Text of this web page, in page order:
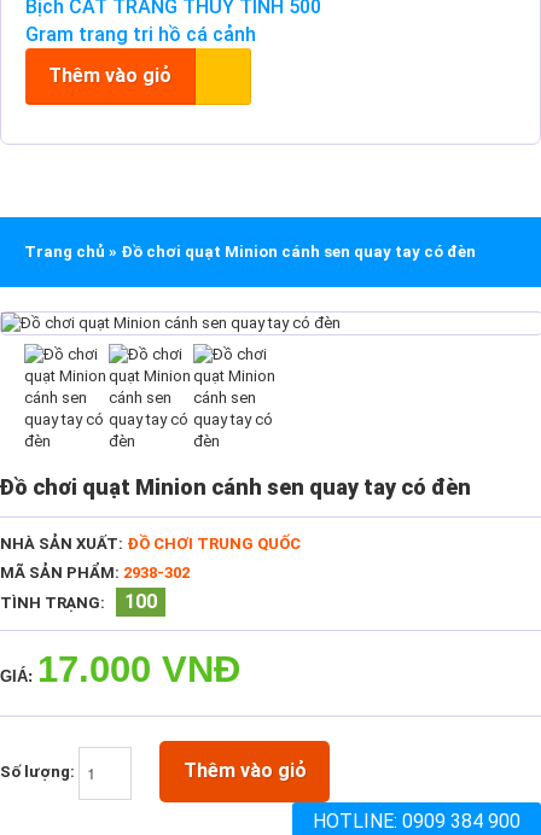
Bịch CÁT TRẮNG THỦY TINH 500
Gram trang tri hồ cá cảnh
Thêm vào giỏ
Trang chủ » Đồ chơi quạt Minion cánh sen quay tay có đèn
Đồ chơi quạt Minion cánh sen quay tay có đèn
NHÀ SẢN XUẤT: ĐỒ CHƠI TRUNG QUỐC
MÃ SẢN PHẨM: 2938-302
TÌNH TRẠNG:
100
GIÁ: 17.000 VNĐ
Số lượng: Thêm vào giỏ
HOTLINE: 0909 384 900